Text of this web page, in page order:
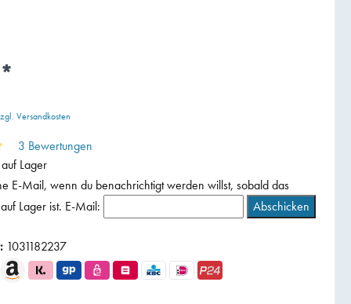
Versandkosten
3 Bewertungen
Lager
E-Mail, wenn du benachrichtigt werden willst, sobald das
Lager ist. E-Mail: Abschicken
1031182237